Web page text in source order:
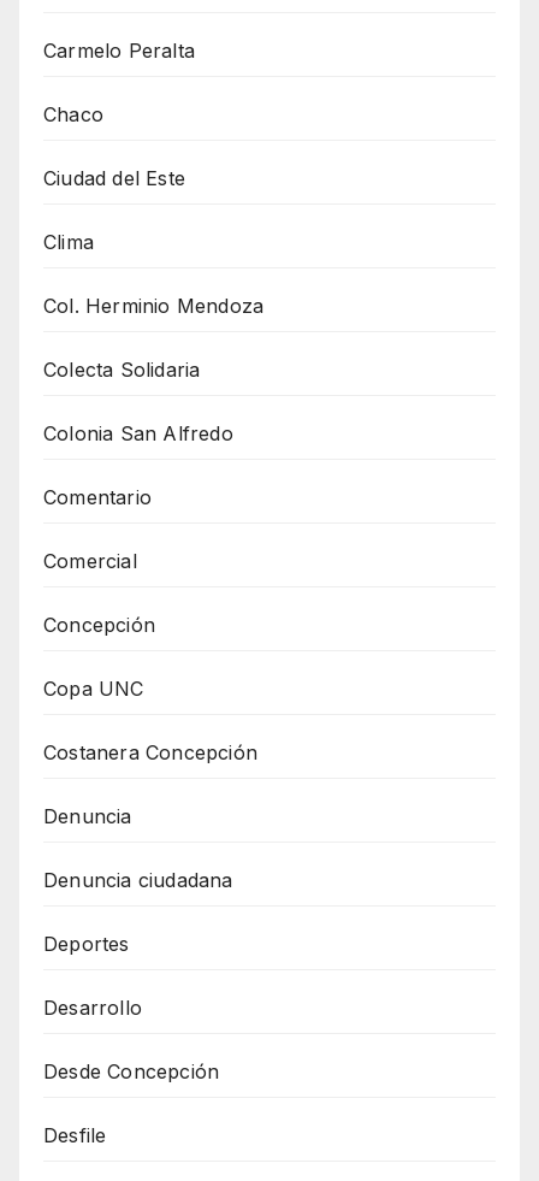
Carmelo Peralta
Chaco
Ciudad del Este
Clima
Col. Herminio Mendoza
Colecta Solidaria
Colonia San Alfredo
Comentario
Comercial
Concepción
Copa UNC
Costanera Concepción
Denuncia
Denuncia ciudadana
Deportes
Desarrollo
Desde Concepción
Desfile